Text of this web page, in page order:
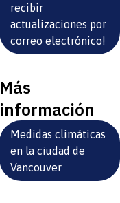
recibir
actualizaciones por
correo electrónico!
Más
información
Medidas climáticas
en la ciudad de
Vancouver